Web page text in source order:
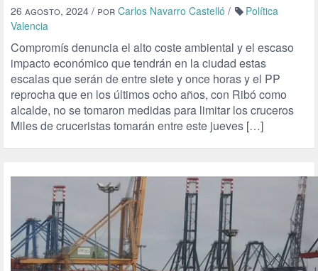
26 agosto, 2024 / por Carlos Navarro Castelló /
Política
Valencia
Compromís denuncia el alto coste ambiental y el escaso
impacto económico que tendrán en la ciudad estas
escalas que serán de entre siete y once horas y el PP
reprocha que en los últimos ocho años, con Ribó como
alcalde, no se tomaron medidas para limitar los cruceros
Miles de cruceristas tomarán entre este jueves […]